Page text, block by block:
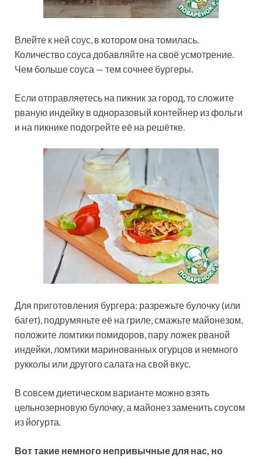
Влейте к ней соус, в котором она томилась.
Количество соуса добавляйте на своё усмотрение.
Чем больше соуса — тем сочнее бургеры.
Если отправляетесь на пикник за город, то сложите
рваную индейку в одноразовый контейнер из фольги
и на пикнике подогрейте её на решётке.
Для приготовления бургера: разрежьте булочку (или
багет), подрумяньте её на гриле, смажьте майонезом,
положите ломтики помидоров, пару ложек рваной
индейки, ломтики маринованных огурцов и немного
рукколы или другого салата на свой вкус.
В совсем диетическом варианте можно взять
цельнозерновую булочку, а майонез заменить соусом
из йогурта.
Вот такие немного непривычные для нас, но